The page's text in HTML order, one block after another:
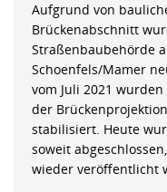
Aufgrund von
Brückenabschnitt
Straßenbaubehörde
Schoenfels/Mamer
vom Juli 2021
der
stabilisiert. Heute
soweit
wieder veröffentlicht